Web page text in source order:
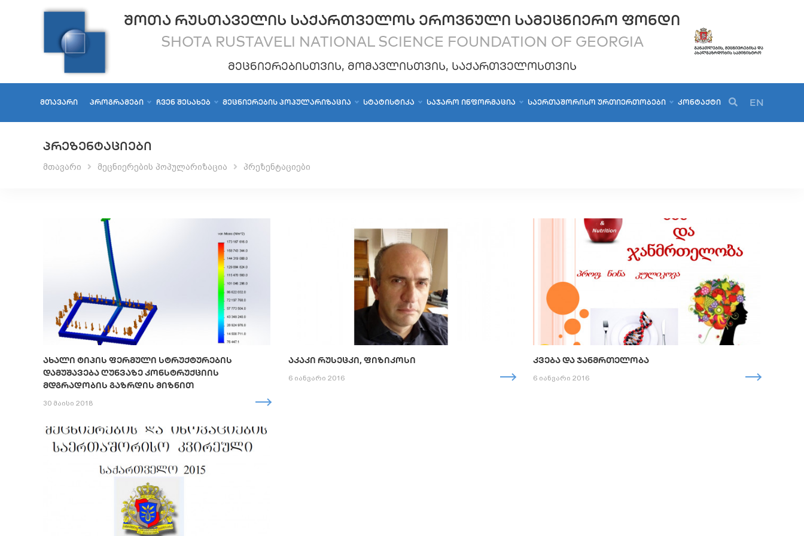
ᲨᲝᲗᲐ ᲠᲣᲡᲗᲐᲕᲔᲚᲘᲡ ᲡᲐᲥᲐᲠᲗᲕᲔᲚᲝᲡ ᲔᲠᲝᲕᲜᲣᲚᲘ ᲡᲐᲛᲔᲪᲜᲘᲔᲠᲝ ᲤᲝᲜᲓᲘ
SHOTA RUSTAVELI NATIONAL SCIENCE FOUNDATION OF GEORGIA
ᲛᲔᲪᲜᲘᲔᲠᲔᲑᲘᲡᲗᲕᲘᲡ, ᲛᲝᲛᲐᲕᲚᲘᲡᲗᲕᲘᲡ, ᲡᲐᲥᲐᲠᲗᲕᲔᲚᲝᲡᲗᲕᲘᲡ
ᲛᲗᲐᲕᲐᲠᲘ ᲞᲠᲝᲒᲠᲐᲛᲔᲑᲘ ᲩᲕᲔᲜ ᲨᲔᲡᲐᲮᲔᲑ ᲛᲔᲪᲜᲘᲔᲠᲔᲑᲘᲡ ᲞᲝᲞᲣᲚᲐᲠᲘᲖᲐᲪᲘᲐ ᲡᲢᲐᲢᲘᲡᲢᲘᲙᲐ ᲡᲐᲯᲐᲠᲝ ᲘᲜᲤᲝᲠᲛᲐᲪᲘᲐ ᲡᲐᲔᲠᲗᲐᲨᲝᲠᲘᲡᲝ ᲣᲠᲗᲘᲔᲠᲗᲝᲑᲔᲑᲘ ᲙᲝᲜᲢᲐᲥᲢᲘ EN
ᲞᲠᲔᲖᲔᲜᲢᲐᲪᲘᲔᲑᲘ
მთავარი მეცნიერების პოპულარიზაცია პრეზენტაციები
ᲐᲮᲐᲚᲘ ᲢᲘᲞᲘᲡ ᲤᲔᲠᲛᲣᲚᲘ ᲡᲢᲠᲣᲥᲢᲣᲠᲔᲑᲘᲡ
ᲓᲐᲛᲣᲨᲐᲕᲔᲑᲐ ᲦᲣᲜᲕᲐᲖᲔ ᲙᲝᲜᲡᲢᲠᲣᲥᲪᲘᲘᲡ
ᲛᲓᲒᲠᲐᲓᲝᲑᲘᲡ ᲒᲐᲖᲠᲓᲘᲡ ᲛᲘᲖᲜᲘᲗ
30 მაისი 2018
ᲐᲙᲐᲙᲘ ᲠᲣᲡᲔᲪᲙᲘ, ᲤᲘᲖᲘᲙᲝᲡᲘ
6 იანვარი 2016
ᲙᲕᲔᲑᲐ ᲓᲐ ᲯᲐᲜᲛᲠᲗᲔᲚᲝᲑᲐ
6 იანვარი 2016